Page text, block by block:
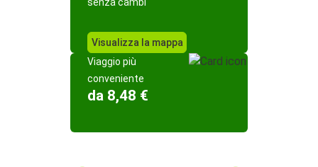
Visualizza la mappa
Viaggio più
conveniente
da 8,48 €